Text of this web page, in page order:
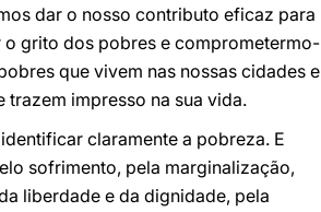
dar o nosso contributo eficaz para
o grito dos pobres e comprometermo-
que vivem nas nossas cidades e
impresso na sua vida.
claramente a pobreza. E
sofrimento, pela marginalização,
liberdade e da dignidade, pela